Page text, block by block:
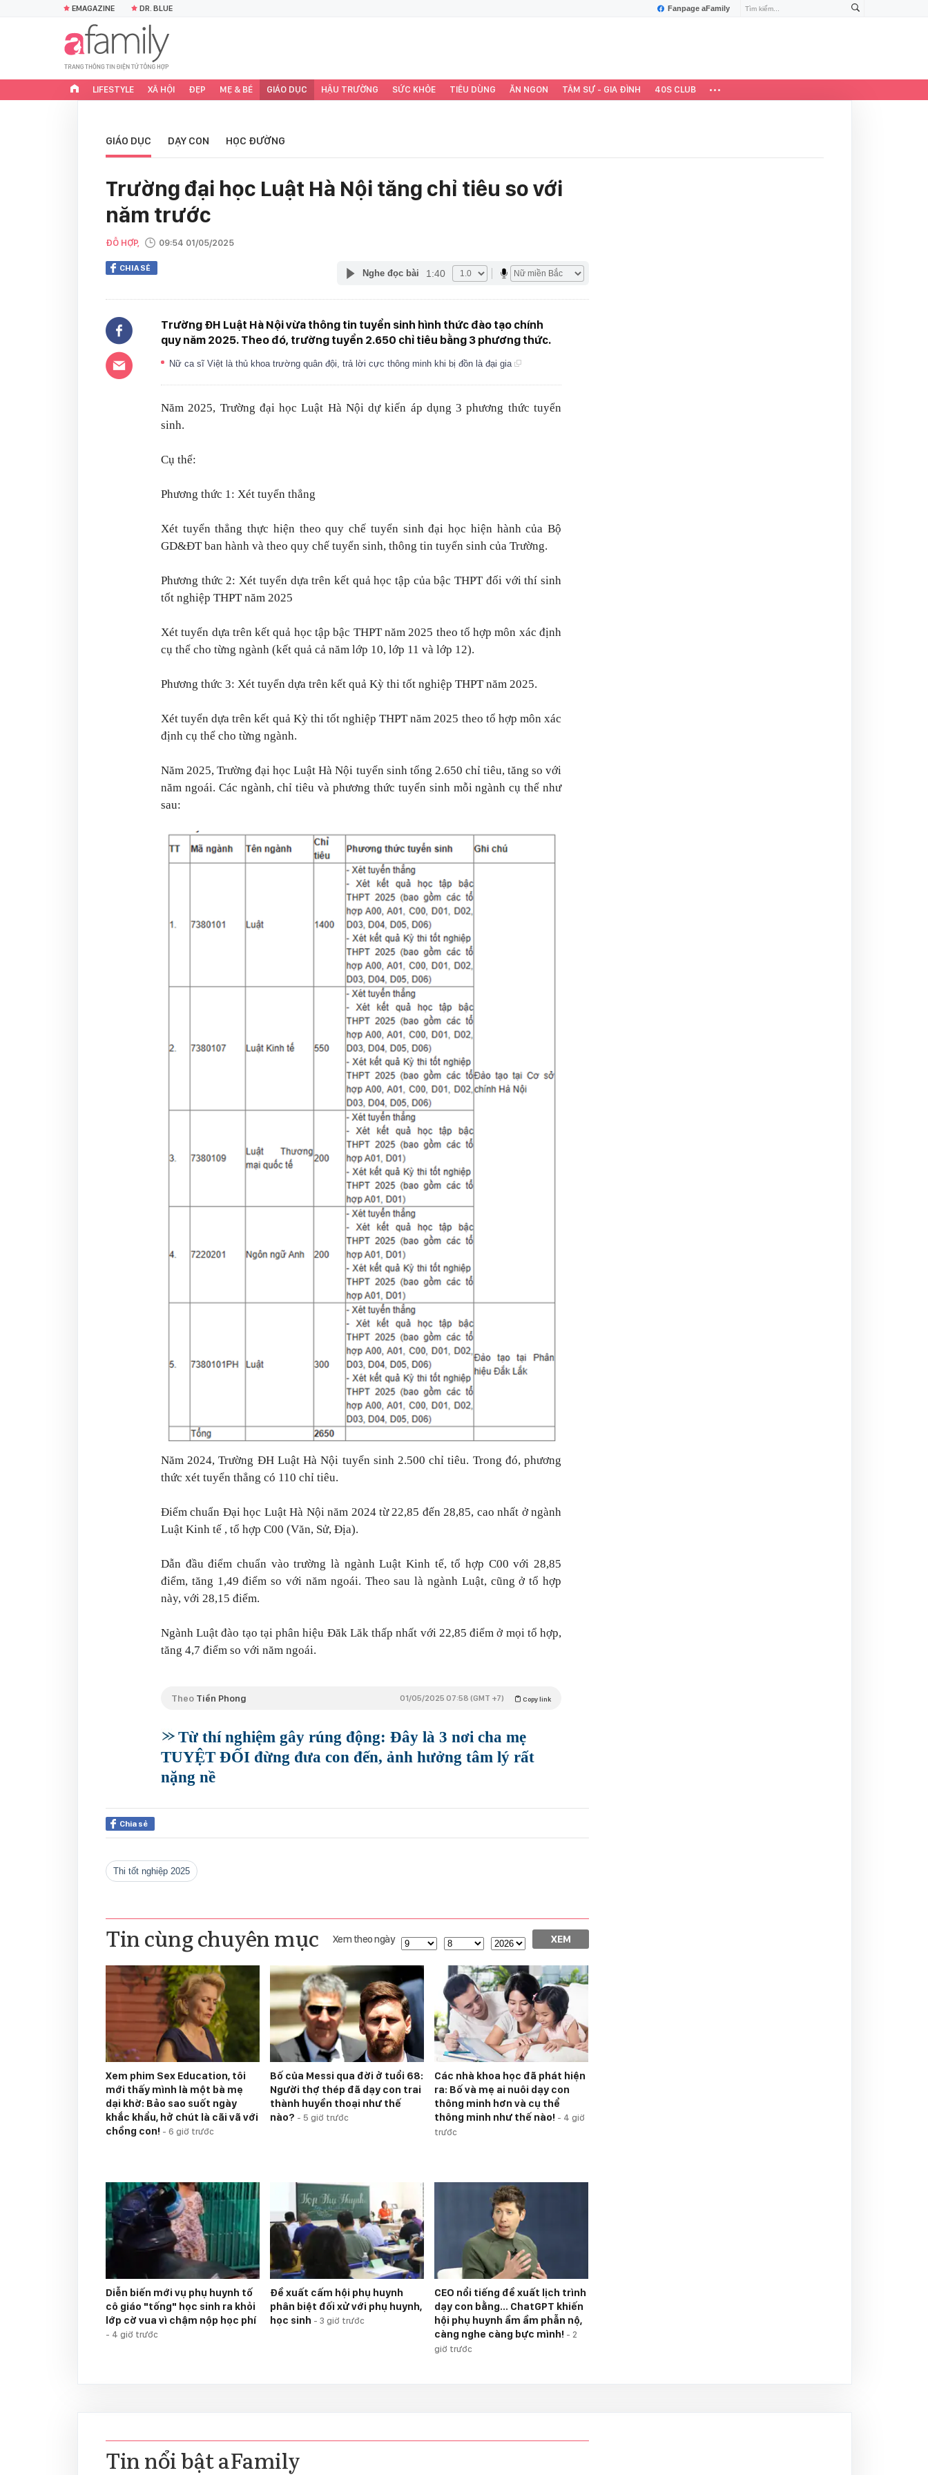
Fanpage aFamily
EMAGAZINE DR. BLUE
LIFESTYLE XÃ HỘI ĐẸP MẸ & BÉ GIÁO DỤC HẬU TRƯỜNG SỨC KHỎE TIÊU DÙNG ĂN NGON TÂM SỰ - GIA ĐÌNH 40S CLUB
GIÁO DỤC DẠY CON HỌC ĐƯỜNG
Trường đại học Luật Hà Nội tăng chỉ tiêu so với
năm trước
ĐỖ HỢP, 09:54 01/05/2025
CHIA SẺ Nghe đọc bài 1:40
Trường ĐH Luật Hà Nội vừa thông tin tuyển sinh hình thức đào tạo chính
quy năm 2025. Theo đó, trường tuyển 2.650 chỉ tiêu bằng 3 phương thức.
Nữ ca sĩ Việt là thủ khoa trường quân đội, trả lời cực thông minh khi bị đồn là đại gia
Năm 2025, Trường đại học Luật Hà Nội dự kiến áp dụng 3 phương thức tuyển
sinh.
Cụ thể:
Phương thức 1: Xét tuyển thẳng
Xét tuyển thẳng thực hiện theo quy chế tuyển sinh đại học hiện hành của Bộ
GD&ĐT ban hành và theo quy chế tuyển sinh, thông tin tuyển sinh của Trường.
Phương thức 2: Xét tuyển dựa trên kết quả học tập của bậc THPT đối với thí sinh
tốt nghiệp THPT năm 2025
Xét tuyển dựa trên kết quả học tập bậc THPT năm 2025 theo tổ hợp môn xác định
cụ thể cho từng ngành (kết quả cả năm lớp 10, lớp 11 và lớp 12).
Phương thức 3: Xét tuyển dựa trên kết quả Kỳ thi tốt nghiệp THPT năm 2025.
Xét tuyển dựa trên kết quả Kỳ thi tốt nghiệp THPT năm 2025 theo tổ hợp môn xác
định cụ thể cho từng ngành.
Năm 2025, Trường đại học Luật Hà Nội tuyển sinh tổng 2.650 chỉ tiêu, tăng so với
năm ngoái. Các ngành, chỉ tiêu và phương thức tuyển sinh mỗi ngành cụ thể như
sau:
Năm 2024, Trường ĐH Luật Hà Nội tuyển sinh 2.500 chỉ tiêu. Trong đó, phương
thức xét tuyển thẳng có 110 chỉ tiêu.
Điểm chuẩn Đại học Luật Hà Nội năm 2024 từ 22,85 đến 28,85, cao nhất ở ngành
Luật Kinh tế , tổ hợp C00 (Văn, Sử, Địa).
Dẫn đầu điểm chuẩn vào trường là ngành Luật Kinh tế, tổ hợp C00 với 28,85
điểm, tăng 1,49 điểm so với năm ngoái. Theo sau là ngành Luật, cũng ở tổ hợp
này, với 28,15 điểm.
Ngành Luật đào tạo tại phân hiệu Đăk Lăk thấp nhất với 22,85 điểm ở mọi tổ hợp,
tăng 4,7 điểm so với năm ngoái.
Theo Tiền Phong Copy link
01/05/2025 07:58 (GMT +7)
Từ thí nghiệm gây rúng động: Đây là 3 nơi cha mẹ
TUYỆT ĐỐI đừng đưa con đến, ảnh hưởng tâm lý rất
nặng nề
Chia sẻ
thi tốt nghiệp 2025
Tin cùng chuyên mục Xem theo ngày XEM
Xem phim Sex Education, tôi
mới thấy mình là một bà mẹ
dại khờ: Bảo sao suốt ngày
khắc khẩu, hở chút là cãi vã với
chồng con! - 6 giờ trước
Bố của Messi qua đời ở tuổi 68:
Người thợ thép đã dạy con trai
thành huyền thoại như thế
nào? - 5 giờ trước
Các nhà khoa học đã phát hiện
ra: Bố và mẹ ai nuôi dạy con
thông minh hơn và cụ thể
thông minh như thế nào! - 4 giờ
trước
Diễn biến mới vụ phụ huynh tố
cô giáo "tống" học sinh ra khỏi
lớp cờ vua vì chậm nộp học phí
- 4 giờ trước
Đề xuất cấm hội phụ huynh
phân biệt đối xử với phụ huynh,
học sinh - 3 giờ trước
CEO nổi tiếng đề xuất lịch trình
dạy con bằng... ChatGPT khiến
hội phụ huynh ầm ầm phẫn nộ,
càng nghe càng bực mình! - 2
giờ trước
Tin nổi bật aFamily